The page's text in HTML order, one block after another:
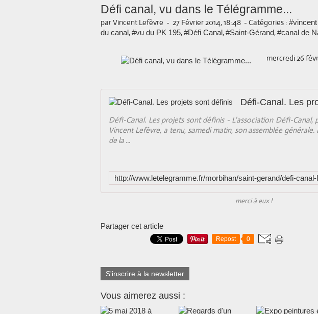
Défi canal, vu dans le Télégramme...
par Vincent Lefèvre - 27 Février 2014, 18:48 - Catégories :
du canal,#vu du PK 195,#Défi Canal,#Saint-Gérand,#canal de
mercredi 26
Défi-Canal. Les
Défi-Canal. Les projets sont définis - L'association Défi-Canal,
Vincent Lefèvre, a tenu, samedi matin, son assemblée
de la ...
merci à eux !
Partager cet article
Repost 0
S'inscrire à la newsletter
Vous aimerez aussi :